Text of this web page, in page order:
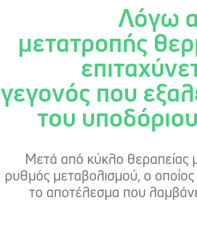
Λόγω
μετατροπής
γεγονός που
του
Μετά από κύκλο θεραπείας
ρυθμός μεταβολισμού, ο
το αποτέλεσμα που